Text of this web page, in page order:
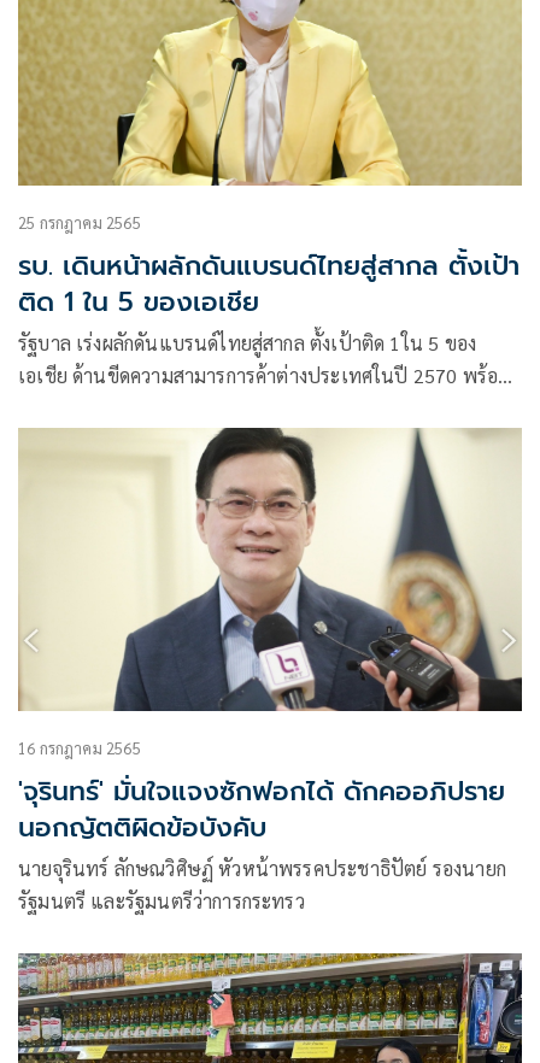
25 กรกฎาคม 2565
รบ. เดินหน้าผลักดันแบรนด์ไทยสู่สากล ตั้งเป้า
ติด 1 ใน 5 ของเอเชีย
รัฐบาล เร่งผลักดันแบรนด์ไทยสู่สากล ตั้งเป้าติด 1ใน 5 ของ
เอเชีย ด้านขีดความสามารการค้าต่างประเทศในปี 2570 พร้อม
16 กรกฎาคม 2565
'จุรินทร์' มั่นใจแจงซักฟอกได้ ดักคออภิปราย
นอกญัตติผิดข้อบังคับ
นายจุรินทร์ ลักษณวิศิษฏ์ หัวหน้าพรรคประชาธิปัตย์ รองนายก
รัฐมนตรี และรัฐมนตรีว่าการกระทรว